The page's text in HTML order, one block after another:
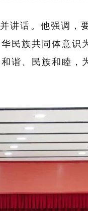
讲话。他强调，
民族共同体意识
谐、民族和睦，